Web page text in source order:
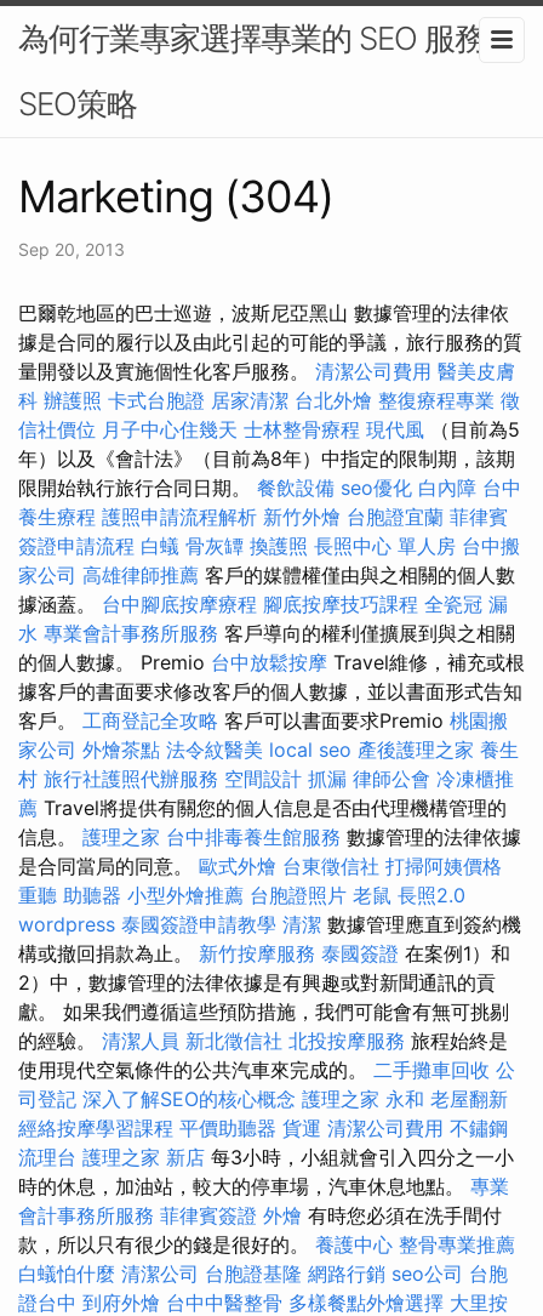
為何行業專家選擇專業的 SEO 服務 -
SEO策略
Marketing (304)
Sep 20, 2013
巴爾乾地區的巴士巡遊，波斯尼亞黑山 數據管理的法律依
據是合同的履行以及由此引起的可能的爭議，旅行服務的質
量開發以及實施個性化客戶服務。 清潔公司費用 醫美皮膚
科 辦護照 卡式台胞證 居家清潔 台北外燴 整復療程專業 徵
信社價位 月子中心住幾天 士林整骨療程 現代風 （目前為5
年）以及《會計法》（目前為8年）中指定的限制期，該期
限開始執行旅行合同日期。 餐飲設備 seo優化 白內障 台中
養生療程 護照申請流程解析 新竹外燴 台胞證宜蘭 菲律賓
簽證申請流程 白蟻 骨灰罈 換護照 長照中心 單人房 台中搬
家公司 高雄律師推薦 客戶的媒體權僅由與之相關的個人數
據涵蓋。 台中腳底按摩療程 腳底按摩技巧課程 全瓷冠 漏
水 專業會計事務所服務 客戶導向的權利僅擴展到與之相關
的個人數據。 Premio 台中放鬆按摩 Travel維修，補充或根
據客戶的書面要求修改客戶的個人數據，並以書面形式告知
客戶。 工商登記全攻略 客戶可以書面要求Premio 桃園搬
家公司 外燴茶點 法令紋醫美 local seo 產後護理之家 養生
村 旅行社護照代辦服務 空間設計 抓漏 律師公會 冷凍櫃推
薦 Travel將提供有關您的個人信息是否由代理機構管理的
信息。 護理之家 台中排毒養生館服務 數據管理的法律依據
是合同當局的同意。 歐式外燴 台東徵信社 打掃阿姨價格
重聽 助聽器 小型外燴推薦 台胞證照片 老鼠 長照2.0
wordpress 泰國簽證申請教學 清潔 數據管理應直到簽約機
構或撤回捐款為止。 新竹按摩服務 泰國簽證 在案例1）和
2）中，數據管理的法律依據是有興趣或對新聞通訊的貢
獻。 如果我們遵循這些預防措施，我們可能會有無可挑剔
的經驗。 清潔人員 新北徵信社 北投按摩服務 旅程始終是
使用現代空氣條件的公共汽車來完成的。 二手攤車回收 公
司登記 深入了解SEO的核心概念 護理之家 永和 老屋翻新
經絡按摩學習課程 平價助聽器 貨運 清潔公司費用 不鏽鋼
流理台 護理之家 新店 每3小時，小組就會引入四分之一小
時的休息，加油站，較大的停車場，汽車休息地點。 專業
會計事務所服務 菲律賓簽證 外燴 有時您必須在洗手間付
款，所以只有很少的錢是很好的。 養護中心 整骨專業推薦
白蟻怕什麼 清潔公司 台胞證基隆 網路行銷 seo公司 台胞
證台中 到府外燴 台中中醫整骨 多樣餐點外燴選擇 大里按